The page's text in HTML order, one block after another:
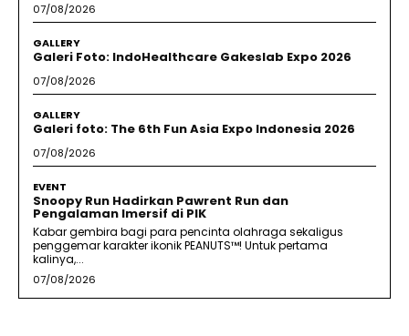
07/08/2026
GALLERY
Galeri Foto: IndoHealthcare Gakeslab Expo 2026
07/08/2026
GALLERY
Galeri foto: The 6th Fun Asia Expo Indonesia 2026
07/08/2026
EVENT
Snoopy Run Hadirkan Pawrent Run dan
Pengalaman Imersif di PIK
Kabar gembira bagi para pencinta olahraga sekaligus
penggemar karakter ikonik PEANUTS™! Untuk pertama
kalinya,...
07/08/2026